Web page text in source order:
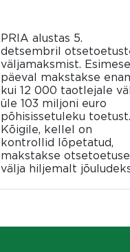
PRIA alustas 5.
detsembril
väljamaksmist.
päeval makstakse
kui 12 000 taotlejale
üle 103 miljoni euro
põhisissetuleku toetust.
Kõigile, kellel on
kontrollid lõpetatud,
makstakse
välja hiljemalt